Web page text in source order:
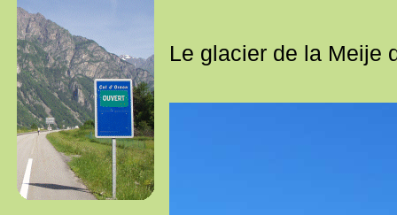
Le glacier de la Meije